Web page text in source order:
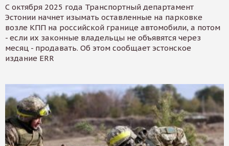
С октября 2025 года Транспортный департамент
Эстонии начнет изымать оставленные на парковке
возле КПП на российской границе автомобили, а потом
- если их законные владельцы не объявятся через
месяц - продавать. Об этом сообщает эстонское
издание ERR